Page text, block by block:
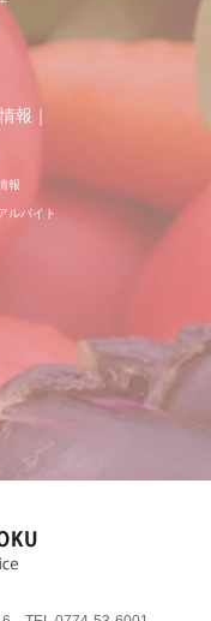
報｜
報
ルバイト